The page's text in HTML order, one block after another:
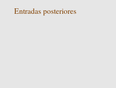
Entradas posteriores